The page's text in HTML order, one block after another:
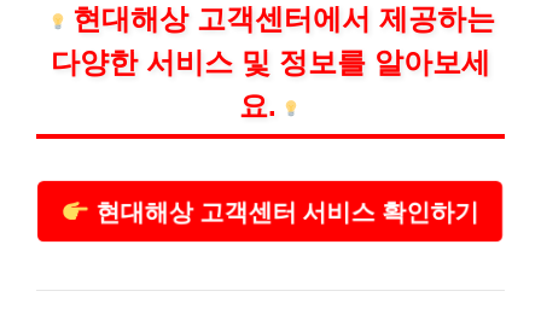
현대해상 고객센터에서 제공하는
다양한 서비스 및 정보를 알아보세
요.
현대해상 고객센터 서비스 확인하기